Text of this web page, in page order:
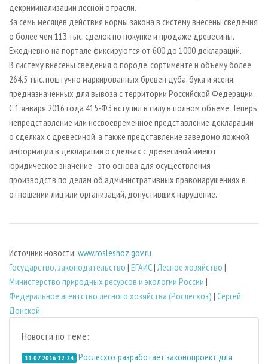
декриминализации лесной отрасли.
За семь месяцев действия нормы закона в систему внесены сведения
о более чем 113 тыс. сделок по покупке и продаже древесины.
Ежедневно на портале фиксируются от 600 до 1000 деклараций.
В систему внесены сведения о породе, сортименте и объему более
264,5 тыс. поштучно маркированных бревен дуба, бука и ясеня,
предназначенных для вывоза с территории Российской Федерации.
С 1 января 2016 года 415-ФЗ вступил в силу в полном объеме. Теперь
непредставление или несвоевременное представление декларации
о сделках с древесиной, а также представление заведомо ложной
информации в декларации о сделках с древесиной имеют
юридическое значение - это основа для осуществления
производств по делам об административных правонарушениях в
отношении лиц или организаций, допустивших нарушение.
Источник новости: www.rosleshoz.gov.ru
Государство, законодательство | ЕГАИС|Лесное хозяйство |
Министерство природных ресурсов и экологии России |
Федеральное агентство лесного хозяйства (Рослесхоз) | Сергей
Донской
Новости по теме:
11.07.2016 12:24 Рослесхоз разработает законопроект для